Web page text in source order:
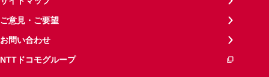
ご意見・ご要望
お問い合わせ
NTTドコモグループ